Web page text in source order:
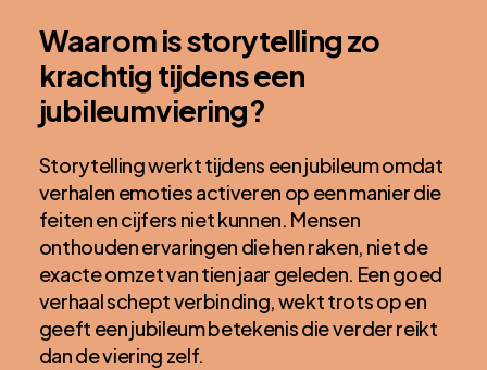
Waarom is storytelling zo
krachtig tijdens een
jubileumviering?
Storytelling werkt tijdens een jubileum omdat
verhalen emoties activeren op een manier die
feiten en cijfers niet kunnen. Mensen
onthouden ervaringen die hen raken, niet de
exacte omzet van tien jaar geleden. Een goed
verhaal schept verbinding, wekt trots op en
geeft een jubileum betekenis die verder reikt
dan de viering zelf.